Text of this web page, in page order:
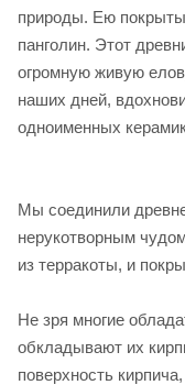
природы. Ею
панголин. Этот
огромную живую
наших дней,
одноименных
Мы соединили
нерукотворным
из терракоты, и
Не зря многие
обкладывают их
поверхность